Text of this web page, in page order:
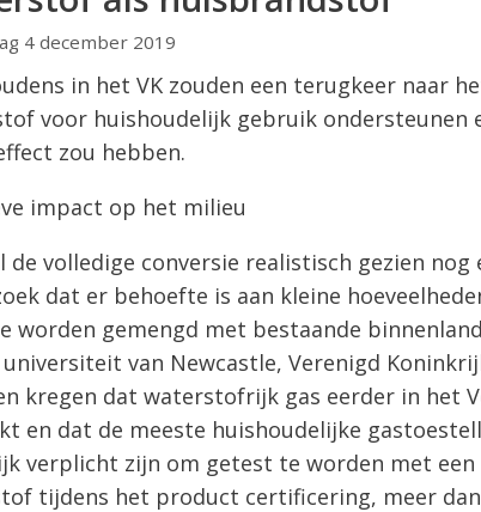
4 december 2019
in het VK zouden een terugkeer naar
voor huishoudelijk gebruik ondersteunen
zou hebben.
impact op het milieu
de volledige conversie realistisch gezien
dat er behoefte is aan kleine
worden gemengd met bestaande
universiteit van Newcastle, Verenigd
kregen dat waterstofrijk gas eerder in het
en dat de meeste huishoudelijke
verplicht zijn om getest te worden met een
tijdens het product certificering, meer